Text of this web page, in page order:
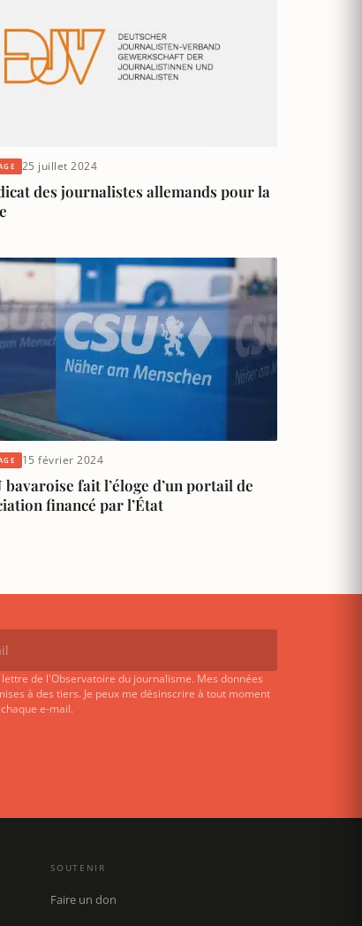
25 juillet 2024
des journalistes allemands pour la
15 février 2024
bavaroise fait l’éloge d’un portail de
financé par l’État
de l'Observatoire du journalisme. Mes données
à des tiers. Je peux me désinscrire à tout moment
e-mail.
SOUTENIR
Faire un don